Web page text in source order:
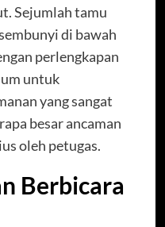
Sejumlah tamu
di bawah
perlengkapan
untuk
yang sangat
besar ancaman
oleh petugas.
Berbicara